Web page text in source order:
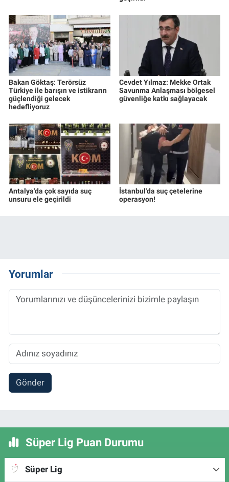
Bakan Göktaş: Terörsüz
Türkiye ile barışın ve istikrarın
güçlendiği gelecek
hedefliyoruz
Cevdet Yılmaz: Mekke Ortak
Savunma Anlaşması bölgesel
güvenliğe katkı sağlayacak
Antalya'da çok sayıda suç
unsuru ele geçirildi
İstanbul'da suç çetelerine
operasyon!
Yorumlar
Gönder
Süper Lig Puan Durumu
Süper Lig